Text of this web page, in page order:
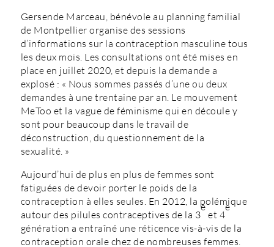
Gersende Marceau, bénévole au planning familial
de Montpellier organise des sessions
d’informations sur la contraception masculine tous
les deux mois. Les consultations ont été mises en
place en juillet 2020, et depuis la demande a
explosé : « Nous sommes passés d’une ou deux
demandes à une trentaine par an. Le mouvement
MeToo et la vague de féminisme qui en découle y
sont pour beaucoup dans le travail de
déconstruction, du questionnement de la
sexualité. »
Aujourd’hui de plus en plus de femmes sont
fatiguées de devoir porter le poids de la
contraception à elles seules. En 2012, la polémique
autour des pilules contraceptives de la 3
e
et 4
e
génération a entraîné une réticence vis-à-vis de la
contraception orale chez de nombreuses femmes.